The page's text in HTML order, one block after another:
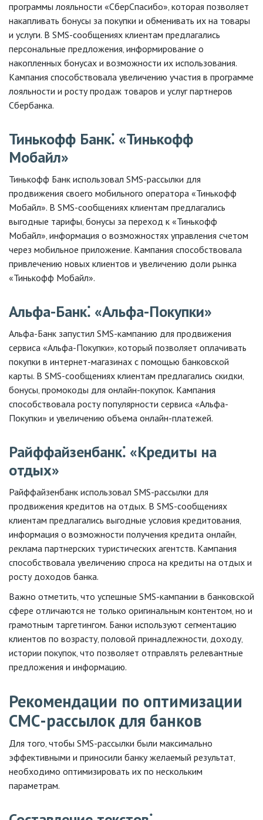
программы лояльности «СберСпасибо»‚ которая позволяет
накапливать бонусы за покупки и обменивать их на товары
и услуги. В SMS-сообщениях клиентам предлагались
персональные предложения‚ информирование о
накопленных бонусах и возможности их использования.
Кампания способствовала увеличению участия в программе
лояльности и росту продаж товаров и услуг партнеров
Сбербанка.
Тинькофф Банк⁚ «Тинькофф
Мобайл»
Тинькофф Банк использовал SMS-рассылки для
продвижения своего мобильного оператора «Тинькофф
Мобайл». В SMS-сообщениях клиентам предлагались
выгодные тарифы‚ бонусы за переход к «Тинькофф
Мобайл»‚ информация о возможностях управления счетом
через мобильное приложение. Кампания способствовала
привлечению новых клиентов и увеличению доли рынка
«Тинькофф Мобайл».
Альфа-Банк⁚ «Альфа-Покупки»
Альфа-Банк запустил SMS-кампанию для продвижения
сервиса «Альфа-Покупки»‚ который позволяет оплачивать
покупки в интернет-магазинах с помощью банковской
карты. В SMS-сообщениях клиентам предлагались скидки‚
бонусы‚ промокоды для онлайн-покупок. Кампания
способствовала росту популярности сервиса «Альфа-
Покупки» и увеличению объема онлайн-платежей.
Райффайзенбанк⁚ «Кредиты на
отдых»
Райффайзенбанк использовал SMS-рассылки для
продвижения кредитов на отдых. В SMS-сообщениях
клиентам предлагались выгодные условия кредитования‚
информация о возможности получения кредита онлайн‚
реклама партнерских туристических агентств. Кампания
способствовала увеличению спроса на кредиты на отдых и
росту доходов банка.
Важно отметить‚ что успешные SMS-кампании в банковской
сфере отличаются не только оригинальным контентом‚ но и
грамотным таргетингом. Банки используют сегментацию
клиентов по возрасту‚ половой принадлежности‚ доходу‚
истории покупок‚ что позволяет отправлять релевантные
предложения и информацию.
Рекомендации по оптимизации
СМС-рассылок для банков
Для того‚ чтобы SMS-рассылки были максимально
эффективными и приносили банку желаемый результат‚
необходимо оптимизировать их по нескольким
параметрам.